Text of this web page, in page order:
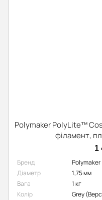
Polymaker PolyLite™
філамент,
1
Бренд
Polymaker
Діаметр
1,75 мм
Вага
1 кг
Колір
Grey